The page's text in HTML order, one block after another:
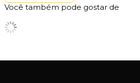
Você também pode gostar de